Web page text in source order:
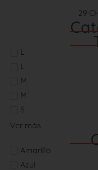
29
L
L
M
M
S
Ver más
Amarillo
Azul